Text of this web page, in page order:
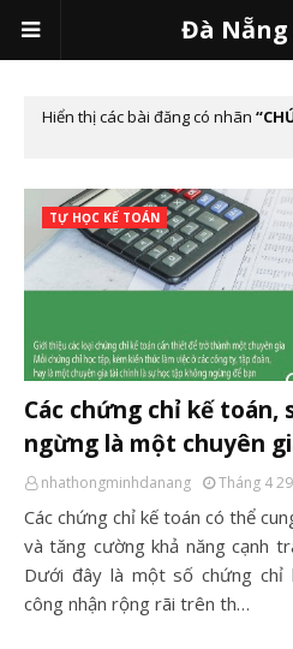
Đà
Hiển thị các bài đăng có nhãn
TỰ HỌC KẾ TOÁN
Các chứng chỉ kế toán,
ngừng là một chuyên
nhathongminhdanang Tháng 4
Các chứng chỉ kế toán có thể
và tăng cường khả năng cạnh
Dưới đây là một số chứng chỉ
công nhận rộng rãi trên th…